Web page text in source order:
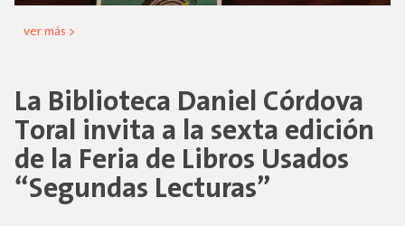
ver más >
La Biblioteca Daniel Córdova
Toral invita a la sexta edición
de la Feria de Libros Usados
“Segundas Lecturas”